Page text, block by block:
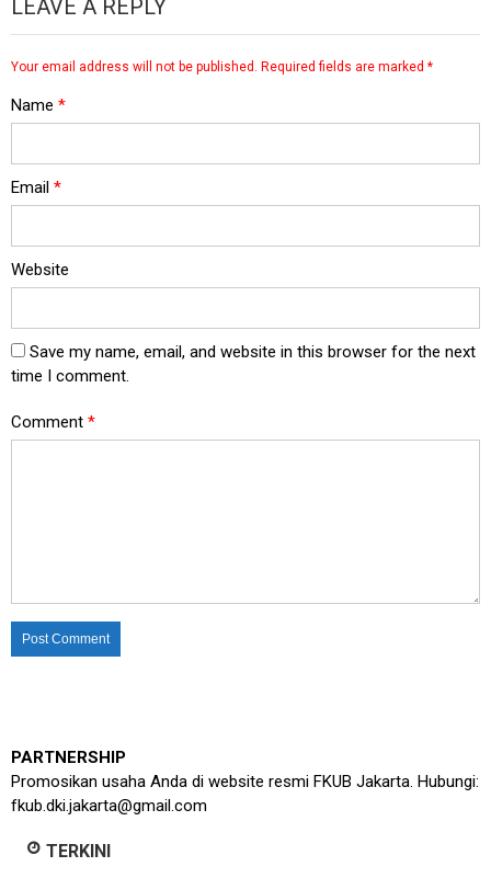
LEAVE A REPLY
Your email address will not be published. Required fields are marked *
Name *
Email *
Website
Save my name, email, and website in this browser for the next
time I comment.
Comment *
PARTNERSHIP
Promosikan usaha Anda di website resmi FKUB Jakarta. Hubungi:
fkub.dki.jakarta@gmail.com
TERKINI